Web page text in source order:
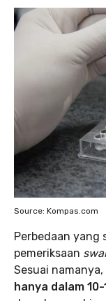
Source: Kompas.com
Perbedaan
pemeriksaan
Sesuai namanya,
hanya dalam